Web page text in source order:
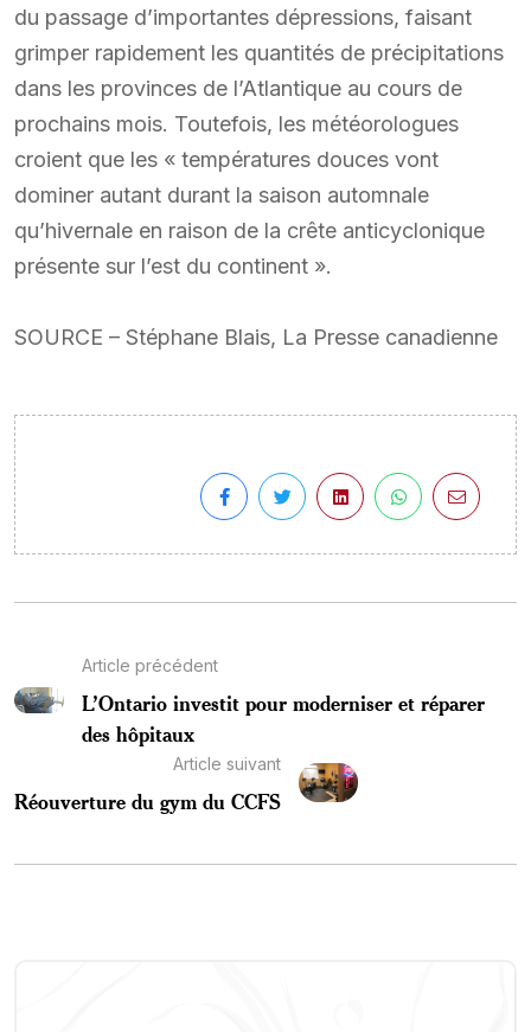
du passage d’importantes dépressions, faisant
grimper rapidement les quantités de précipitations
dans les provinces de l’Atlantique au cours de
prochains mois. Toutefois, les météorologues
croient que les « températures douces vont
dominer autant durant la saison automnale
qu’hivernale en raison de la crête anticyclonique
présente sur l’est du continent ».
SOURCE – Stéphane Blais, La Presse canadienne
Article précédent
L’Ontario investit pour moderniser et réparer
des hôpitaux
Article suivant
Réouverture du gym du CCFS